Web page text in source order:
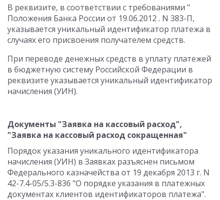
В реквизите, в соответствии с требованиями "
Положения Банка России от 19.06.2012 . N 383-П,
указывается уникальный идентификатор платежа в
случаях его присвоения получателем средств.
При переводе денежных средств в уплату платежей
в бюджетную систему Российской Федерации в
реквизите указывается уникальный идентификатор
начисления (УИН).
Документы "Заявка на кассовый расход",
"Заявка на кассовый расход сокращенная"
Порядок указания уникального идентификатора
начисления (УИН) в Заявках разъяснен письмом
Федерального казначейства от 19 декабря 2013 г. N
42-7.4-05/5.3-836 "О порядке указания в платежных
документах клиентов идентификаторов платежа".